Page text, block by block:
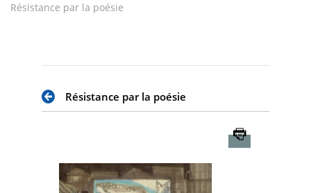
Résistance par la poésie
Résistance par la poésie